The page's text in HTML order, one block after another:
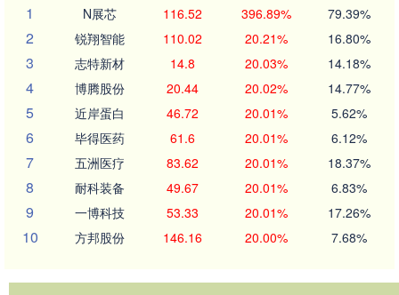
1
N展芯 116.52 396.89% 79.39%
2 锐翔智能 110.02 20.21% 16.80%
3 志特新材 14.8 20.03% 14.18%
4 博腾股份 20.44 20.02% 14.77%
5 近岸蛋白 46.72 20.01% 5.62%
6 毕得医药 61.6 20.01% 6.12%
7 五洲医疗 83.62 20.01% 18.37%
8 耐科装备 49.67 20.01% 6.83%
9 一博科技 53.33 20.01% 17.26%
10 方邦股份 146.16 20.00% 7.68%